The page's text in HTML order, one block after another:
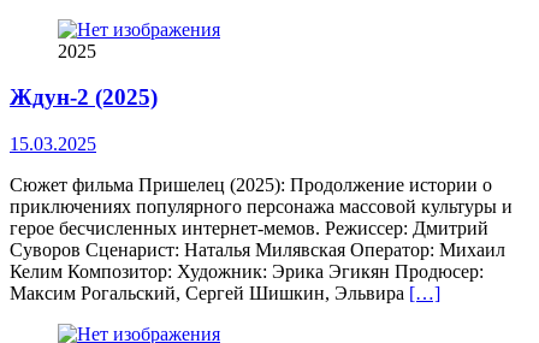
2025
Ждун-2 (2025)
15.03.2025
Сюжет фильма Пришелец (2025): Продолжение истории о
приключениях популярного персонажа массовой культуры и
герое бесчисленных интернет-мемов. Режиссер: Дмитрий
Суворов Сценарист: Наталья Милявская Оператор: Михаил
Келим Композитор: Художник: Эрика Эгикян Продюсер:
Максим Рогальский, Сергей Шишкин, Эльвира […]